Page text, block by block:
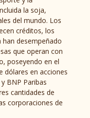
la soja,
del mundo. Los
créditos, los
desempeñado
que operan con
poseyendo en el
dólares en acciones
BNP Paribas
cantidades de
corporaciones de